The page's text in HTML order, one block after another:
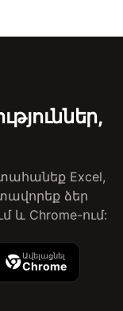
Excel,
ձեր
և Chrome-ում:
Ավելացնել
Chrome